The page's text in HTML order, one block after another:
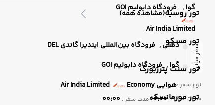
تور روسیه(مشاهده همه)
تور مسکو
تور سنت پترزبورگ
تور مورمانسک
گوا , فرودگاه دابولیم GOI
Air India Limited
سفر میانی دهلی , فرودگاه بین‌المللی ایندیرا گاندی DEL
گوا , فرودگاه دابولیم GOI
نوع سفر :هوایی Air India Limited
ساعت حرکت :00:00مدت سفر : 00:00